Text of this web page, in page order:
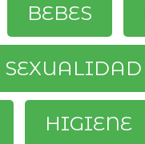
BEBES
SEXUALIDAD
HIGIENE